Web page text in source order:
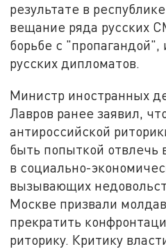
результате в
вещание ряда русских
борьбе с "пропагандой",
русских дипломатов.
Министр иностранных
Лавров ранее заявил,
антироссийской
быть попыткой отвлечь
в социально-
вызывающих
Москве призвали
прекратить
риторику. Критику